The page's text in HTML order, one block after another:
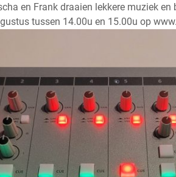
en Frank draaien lekkere muziek
tussen 14.00u en 15.00u op